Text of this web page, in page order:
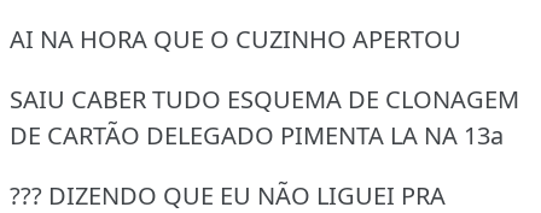
AI NA HORA QUE O CUZINHO APERTOU
SAIU CABER TUDO ESQUEMA DE CLONAGEM
DE CARTÃO DELEGADO PIMENTA LA NA 13a
??? DIZENDO QUE EU NÃO LIGUEI PRA